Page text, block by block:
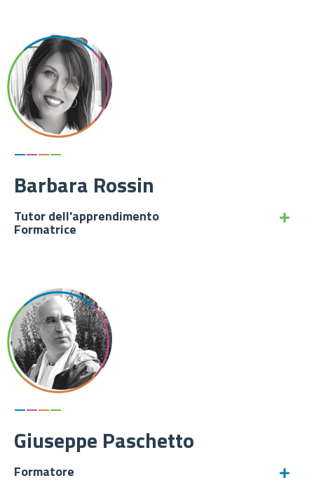
————
Barbara Rossin
Tutor dell'apprendimento
Formatrice
————
Giuseppe Paschetto
Formatore